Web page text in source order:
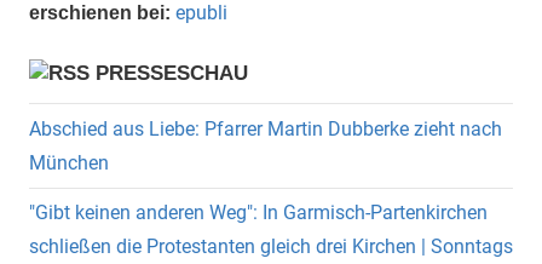
erschienen bei: epubli
PRESSESCHAU
Abschied aus Liebe: Pfarrer Martin Dubberke zieht nach
München
"Gibt keinen anderen Weg": In Garmisch-Partenkirchen
schließen die Protestanten gleich drei Kirchen | Sonntags